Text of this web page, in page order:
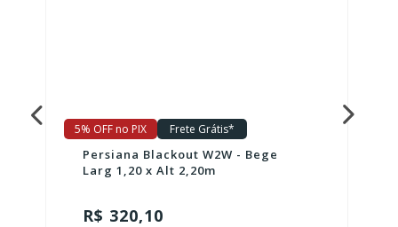
5% OFF no PIX Frete Grátis*
Persiana Blackout W2W - Bege
Larg 1,20 x Alt 2,20m
R$ 320,10